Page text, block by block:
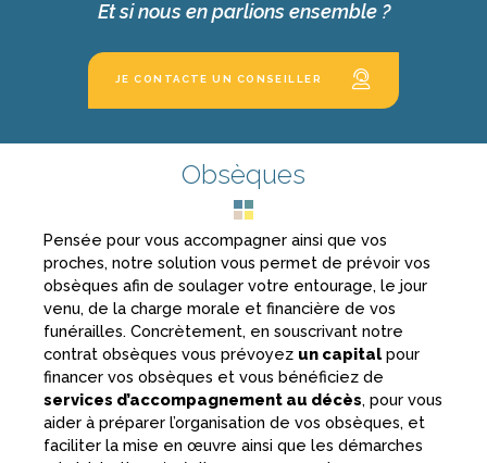
Et si nous en parlions ensemble ?
JE CONTACTE UN CONSEILLER
Obsèques
Pensée pour vous accompagner ainsi que vos
proches, notre solution vous permet de prévoir vos
obsèques afin de soulager votre entourage, le jour
venu, de la charge morale et financière de vos
funérailles. Concrètement, en souscrivant notre
contrat obsèques vous prévoyez un capital pour
financer vos obsèques et vous bénéficiez de
services d’accompagnement au décès, pour vous
aider à préparer l’organisation de vos obsèques, et
faciliter la mise en œuvre ainsi que les démarches